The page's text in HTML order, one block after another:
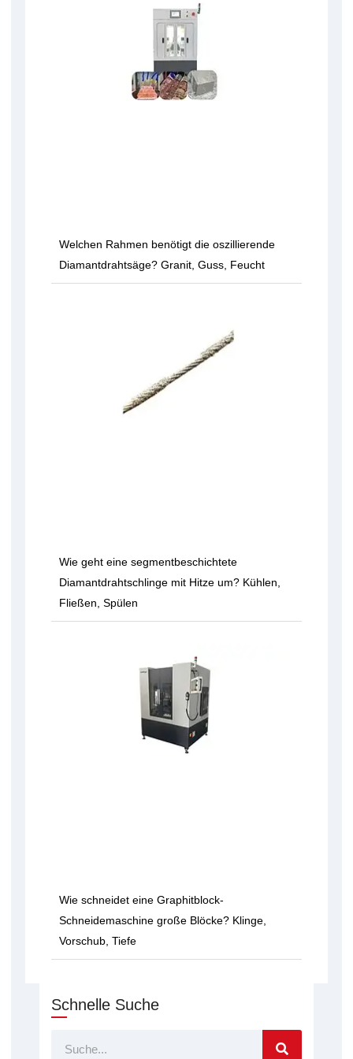
Welchen Rahmen benötigt die oszillierende
Diamantdrahtsäge? Granit, Guss, Feucht
Wie geht eine segmentbeschichtete
Diamantdrahtschlinge mit Hitze um? Kühlen,
Fließen, Spülen
Wie schneidet eine Graphitblock-
Schneidemaschine große Blöcke? Klinge,
Vorschub, Tiefe
Schnelle Suche
Suche